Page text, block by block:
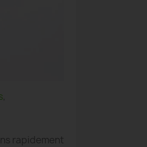
,
rapidement